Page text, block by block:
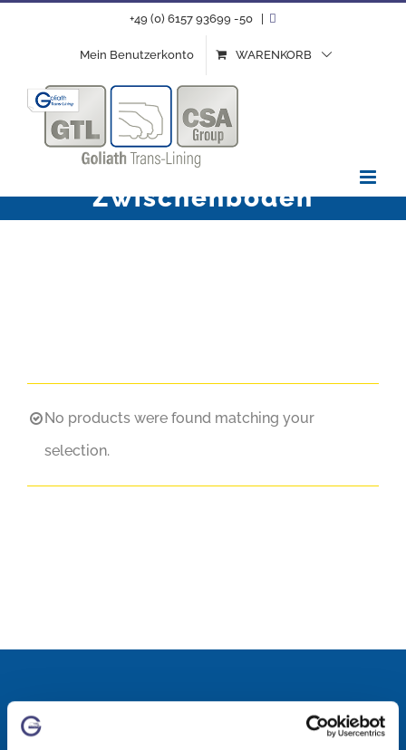
+49 (0) 6157 93699 -50
Mein Benutzerkonto WARENKORB
Regalsysteme &
Zwischenböden
No products were found matching your
selection.